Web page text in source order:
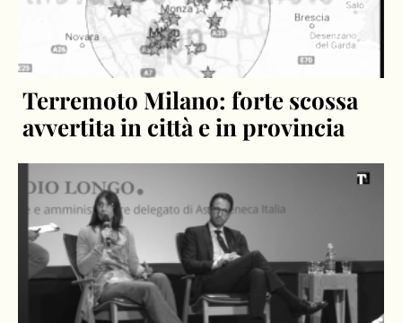
Terremoto Milano: forte scossa
avvertita in città e in provincia